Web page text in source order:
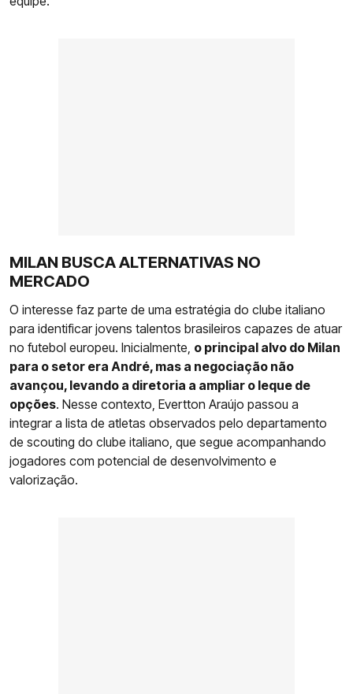
MILAN BUSCA ALTERNATIVAS NO
MERCADO
O interesse faz parte de uma estratégia do clube italiano
para identificar jovens talentos brasileiros capazes de atuar
no futebol europeu. Inicialmente, o principal alvo do Milan
para o setor era André, mas a negociação não
avançou, levando a diretoria a ampliar o leque de
opções. Nesse contexto, Evertton Araújo passou a
integrar a lista de atletas observados pelo departamento
de scouting do clube italiano, que segue acompanhando
jogadores com potencial de desenvolvimento e
valorização.